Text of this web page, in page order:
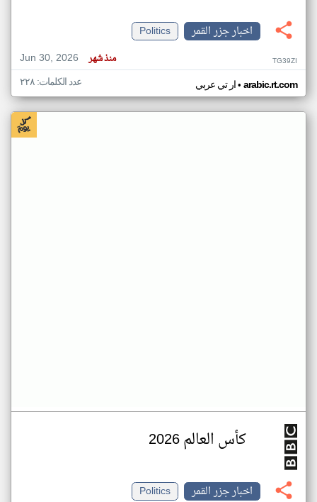
اخبار جزر القمر
Politics
Jun 30, 2026
منذ شهر TG39ZI
ار تي عربي• arabic.rt.com عدد الكلمات: ٢٢٨
كأس العالم 2026
اخبار جزر القمر
Politics